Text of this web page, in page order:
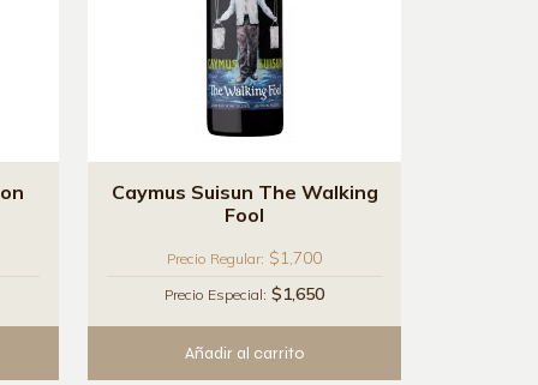
Caymus Suisun The Walking
Fool
Precio Regular: $1,700
Precio Especial: $1,650
Añadir al carrito